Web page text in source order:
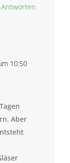
Antworten
10:50
Aber